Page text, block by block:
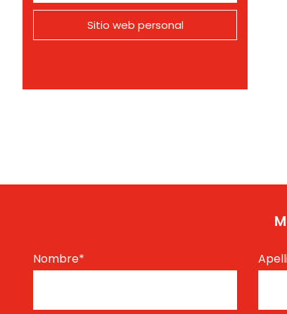
Sitio web personal
Nombre*